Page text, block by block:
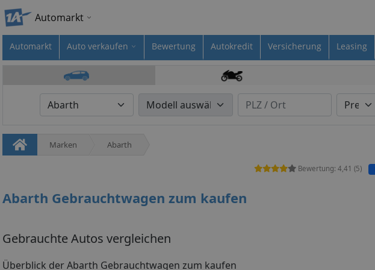
Automarkt
Automarkt Auto verkaufen Bewertung Autokredit Versicherung Leasing
Marken Abarth
Bewertung: 4,41 (5)
Abarth Gebrauchtwagen zum kaufen
Gebrauchte Autos vergleichen
Überblick der Abarth Gebrauchtwagen zum kaufen